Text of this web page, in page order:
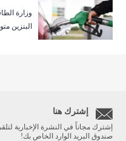
وزارة
البنزين
إشترك هنا
إشترك مجاناً في النشرة الإخبارية
صندوق البريد الوارد الخاص بك!